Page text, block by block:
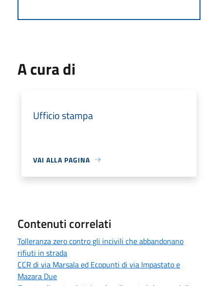
A cura di
Ufficio stampa
VAI ALLA PAGINA
Contenuti correlati
Tolleranza zero contro gli incivili che abbandonano
rifiuti in strada
CCR di via Marsala ed Ecopunti di via Impastato e
Mazara Due